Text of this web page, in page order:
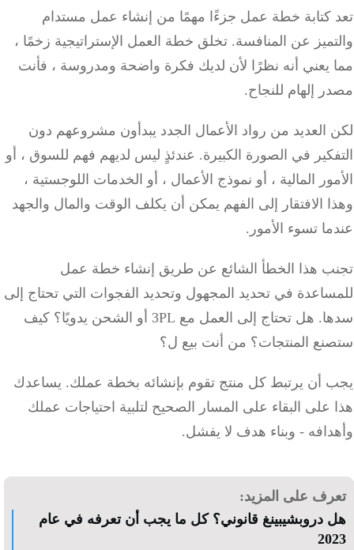
خطة عملجزءًا مهمًا من إنشاء عمل مستدام
عن المنافسة.تخلق خطة العمل الإستراتيجية زخمًا ،
يعني أنه نظرًا لأن لديك فكرة واضحة ومدروسة ، فأنت
إلهام للنجاح.
العديد من رواد الأعمال الجدد يبدأون مشروعهم دون
في الصورة الكبيرة.عندئذٍ ليس لديهم فهم للسوق ، أو
المالية ،أو نموذج الأعمال، أو الخدمات اللوجستية ،
الافتقار إلى الفهم يمكن أن يكلف الوقت والمال والجهد
تسوء الأمور.
هذا الخطأ الشائع عن طريق إنشاء خطة عمل
في تحديد المجهول وتحديد الفجوات التي تحتاج إلى
هل تحتاج إلى العمل مع 3PL أو الشحن يدويًا؟
كيف
المنتجات؟من أنت بيع ل؟
أن يرتبط كل منتج تقوم بإنشائه بخطة عملك.يساعدك
على البقاء على المسار الصحيح لتلبية احتياجات عملك
- وبناء هدف لا يفشل.
على المزيد:
دروبشيبينغ قانوني؟ كل ما يجب أن تعرفه في عام